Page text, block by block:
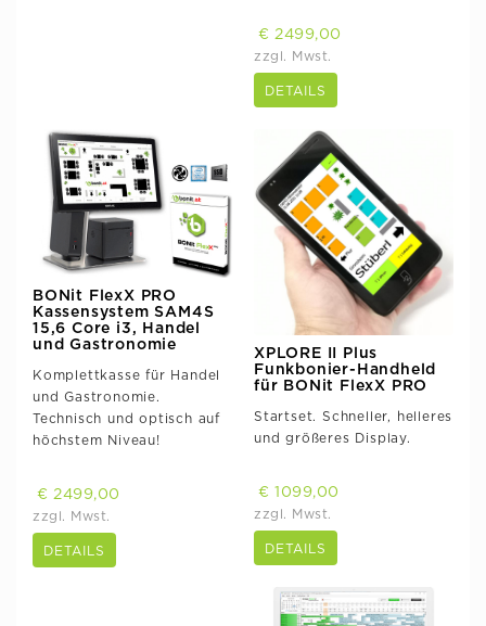
€ 2499,00
zzgl. Mwst.
DETAILS
BONit FlexX PRO
Kassensystem SAM4S
15,6 Core i3, Handel
und Gastronomie
Komplettkasse für Handel
und Gastronomie.
Technisch und optisch auf
höchstem Niveau!
€ 2499,00
zzgl. Mwst.
DETAILS
XPLORE II Plus
Funkbonier-Handheld
für BONit FlexX PRO
Startset. Schneller, helleres
und größeres Display.
€ 1099,00
zzgl. Mwst.
DETAILS